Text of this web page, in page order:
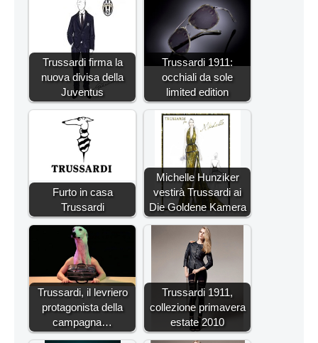
Trussardi firma la
nuova divisa della
Juventus
Trussardi 1911:
occhiali da sole
limited edition
Furto in casa
Trussardi
Michelle Hunziker
vestirà Trussardi ai
Die Goldene Kamera
Trussardi, il levriero
protagonista della
campagna…
Trussardi 1911,
collezione primavera
estate 2010